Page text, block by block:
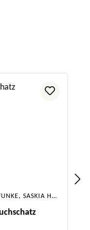
DAGMAR GEISLER, CORNELIA FUNKE, SASKIA HULA, JULIA BOEHME, URSULA POZNANSKI, SABINE BOHLMANN